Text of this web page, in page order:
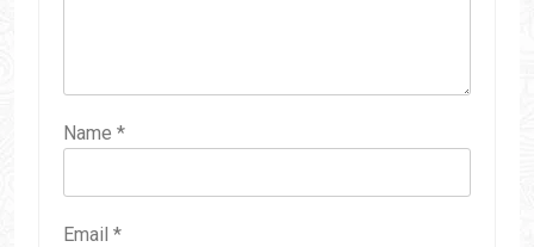
Name *
Email *